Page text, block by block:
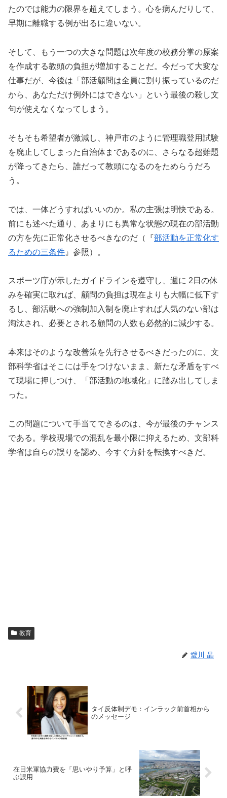
たのでは能力の限界を超えてしまう。心を病んだりして、
早期に離職する例が出るに違いない。
そして、もう一つの大きな問題は次年度の校務分掌の原案
を作成する教頭の負担が増加することだ。今だって大変な
仕事だが、今後は「部活顧問は全員に割り振っているのだ
から、あなただけ例外にはできない」という最後の殺し文
句が使えなくなってしまう。
そもそも希望者が激減し、神戸市のように管理職登用試験
を廃止してしまった自治体まであるのに、さらなる超難題
が降ってきたら、誰だって教頭になるのをためらうだろ
う。
では、一体どうすればいいのか。私の主張は明快である。
前にも述べた通り、あまりにも異常な状態の現在の部活動
の方を先に正常化させるべきなのだ（『部活動を正常化す
るための三条件 』参照）。
スポーツ庁が示したガイドラインを遵守し、週に 2日の休
みを確実に取れば、顧問の負担は現在よりも大幅に低下す
るし、部活動への強制加入制を廃止すれば人気のない部は
淘汰され、必要とされる顧問の人数も必然的に減少する。
本来はそのような改善策を先行させるべきだったのに、文
部科学省はそこには手をつけないまま、新たな矛盾をすべ
て現場に押しつけ、「部活動の地域化」に踏み出してしま
った。
この問題について手当てできるのは、今が最後のチャンス
である。学校現場での混乱を最小限に抑えるため、文部科
学省は自らの誤りを認め、今すぐ方針を転換すべきだ。
教育
愛川 晶
タイ反体制デモ：インラック前首相から
のメッセージ
在日米軍協力費を「思いやり予算」と呼
ぶ誤用